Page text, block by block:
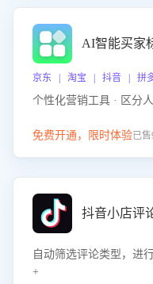
AI智能买家
京东 | 淘宝 | 抖音 | 拼
个性化营销工具 · 区分
免费开通，限时体验已售
抖音小店评
自动筛选评论类型，进
+